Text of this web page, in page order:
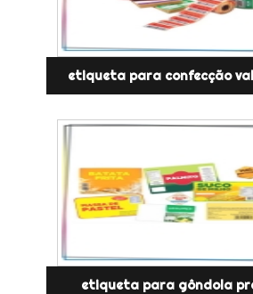
etiqueta para confecção
etiqueta para gôndola